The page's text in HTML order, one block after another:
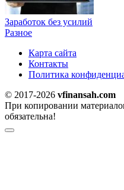
Заработок без усилий
Разное
Карта сайта
Контакты
Политика
© 2017-2026 vfinansah.com
При копировании
обязательна!